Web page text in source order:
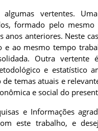
algumas vertentes.
formado pelo
anos anteriores. Neste
e ao mesmo tempo
Outra vertente
e estatístico
temas atuais e
e social do
e Informações
este trabalho, e